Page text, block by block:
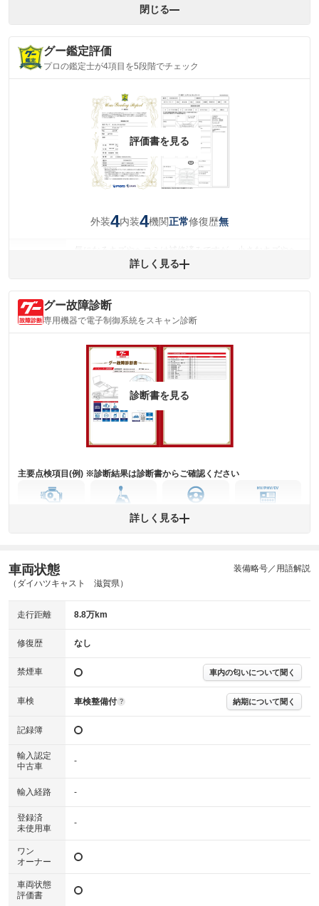
閉じる
グー鑑定評価
プロの鑑定士が4項目を5段階でチェック
評価書を見る
外装4内装4機関正常修復歴無
コミが残っています。
内装
(内装状態)
気になる汚れ等が、部分的にあります。
詳細は鑑定書をご確認ください。
※グー鑑定は保証サービスではございません。購入時は必ず現車をご確認
※実際にお渡しするコンディションチェックシートにつきましては、形式
※グー鑑定の評価はあくまでも記載している鑑定日の鑑定結果となりま
詳しく見る
グー故障診断
専用機器で電子制御系統をスキャン診断
診断書を見る
主要点検項目(例) ※診断結果は診断書からご確認ください
ミッション
ステアリング
ABS その他
※グー故障診断は保証サービスではございません。購入時は必ず現車をご
※実際にお渡しする故障診断書につきましては、形式および表示項目が異
※グー故障診断書はあくまでも実施時点での診断結果となります。将来に
わたり車両状態を担保するものではありませんので、車両情報等の詳細は
詳しく見る
車両状態
（ダイハツキャスト 滋賀県）
装備略号／用語解説
走行距離 8.8万km
修復歴 なし
禁煙車 車内の匂いについて聞く
車検 車検整備付 ? 納期について聞く
記録簿
輸入認定
中古車
-
輸入経路 -
登録済
未使用車
-
ワン
オーナー
車両状態
評価書